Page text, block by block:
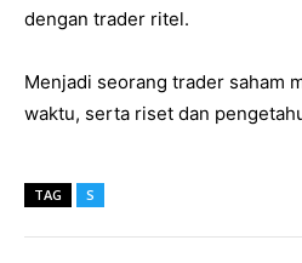
dengan trader ritel.
Menjadi seorang trader saham
waktu, serta riset dan
TAG S